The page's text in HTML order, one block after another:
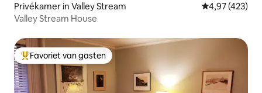
Privékamer in Valley Stream Gemiddelde
4,97 (423)
Valley Stream House
Topfavoriet van gasten
Favoriet van gasten